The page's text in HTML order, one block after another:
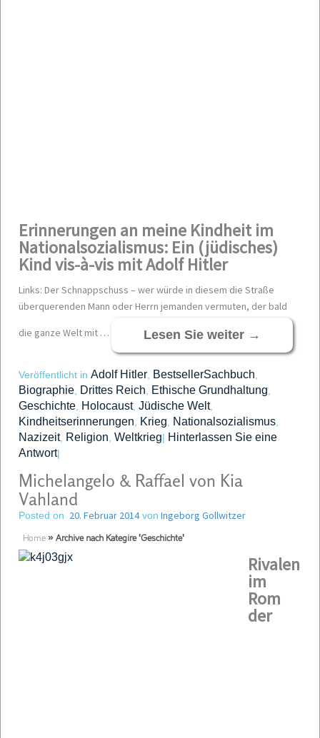
Erinnerungen an meine Kindheit im
Nationalsozialismus: Ein (jüdisches)
Kind vis-à-vis mit Adolf Hitler
Links: Der Schnappschuss – wer würde in diesem die Straße
überquerenden Mann oder Herrn jemanden vermuten, der bald
die ganze Welt mit … Lesen Sie weiter →
Veröffentlicht in Adolf Hitler BestsellerSachbuch
Biographie Drittes Reich Ethische Grundhaltung
Geschichte Holocaust, Jüdische Welt,
Kindheitserinnerungen Krieg Nationalsozialismus
Nazizeit, Religion Weltkrieg| Hinterlassen Sie eine
Antwort|
Michelangelo & Raffael von Kia
Vahland
Posted on 20. Februar 2014von Ingeborg Gollwitzer
Home » Archive nach Kategire 'Geschichte'
Rivalen
im
Rom
der